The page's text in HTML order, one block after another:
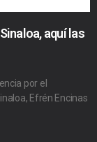
aquí las
por el
Efrén Encinas